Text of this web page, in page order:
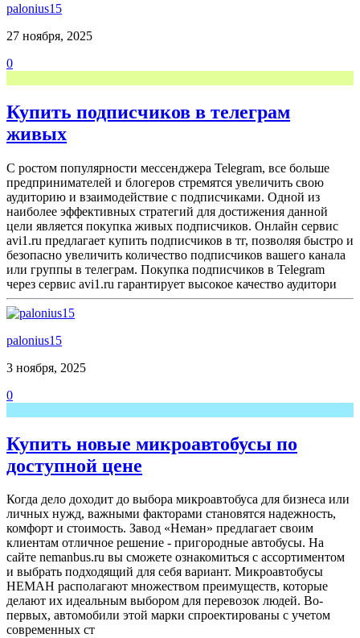
palonius15
27 ноября, 2025
0
Купить подписчиков в телеграм
живых
С ростом популярности мессенджера Telegram, все больше
предпринимателей и блогеров стремятся увеличить свою
аудиторию и взаимодействие с подписчиками. Одной из
наиболее эффективных стратегий для достижения данной
цели является покупка живых подписчиков. Онлайн сервис
avi1.ru предлагает купить подписчиков в тг, позволяя быстро и
безопасно увеличить количество подписчиков вашего канала
или группы в телеграм. Покупка подписчиков в Telegram
через сервис avi1.ru гарантирует высокое качество аудитори
palonius15
3 ноября, 2025
0
Купить новые микроавтобусы по
доступной цене
Когда дело доходит до выбора микроавтобуса для бизнеса или
личных нужд, важными факторами становятся надежность,
комфорт и стоимость. Завод «Неман» предлагает своим
клиентам отличное решение - пригородные автобусы. На
сайте nemanbus.ru вы сможете ознакомиться с ассортиментом
и выбрать подходящий для себя вариант. Микроавтобусы
НЕМАН располагают множеством преимуществ, которые
делают их идеальным выбором для перевозок людей. Во-
первых, автомобили этой марки спроектированы с учетом
современных ст